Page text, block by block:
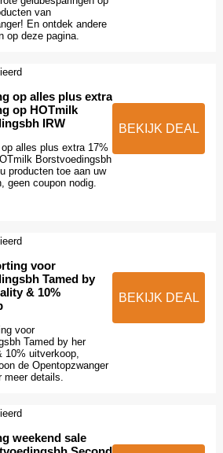
van
En ontdek andere
op deze pagina.
op alles plus extra
op HOTmilk
IRW
alles plus extra 17%
Borstvoedingsbh
producten toe aan uw
geen coupon nodig.
BEKIJK DEAL
voor
Tamed by
& 10%
voor
Tamed by her
10% uitverkoop,
de Opentopzwanger
meer details.
BEKIJK DEAL
weekend sale